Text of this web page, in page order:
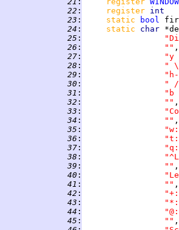
  22
: register
  23
: static bool
  24
: static char
  25
:
  26
:
""
  27
:
"y
  28
:
"
  29
:
  30
:
"
  31
:
"b
  32
:
""
  33
:
  34
:
""
  35
:
  36
:
"t:
  37
:
  38
:
  39
:
""
  40
:
  41
:
""
  42
:
  43
:
"*:
  44
:
  45
:
""